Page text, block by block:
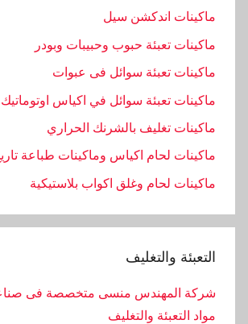
اندكشن سيل
تعبئة حبوب وحبيبات وبودر
تعبئة سوائل فى عبوات
تعبئة سوائل في اكياس اوتوماتيك
تغليف بالشرنك الحراري
لحام اكياس وماكينات طباعة تاريخ انتاج
لحام وغلق اكواب بلاستيكية
والتغليف
منسى متخصصة فى صناعة ماكينات و
والتغليف